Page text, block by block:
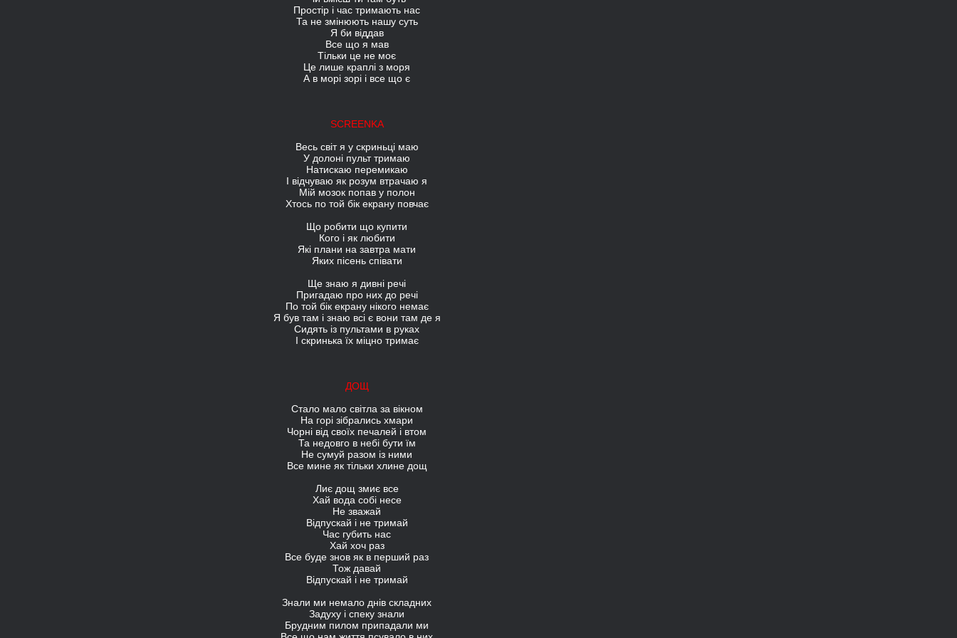
Простір і час тримають нас
Та не змінюють нашу суть
Я би віддав
Все що я мав
Тільки це не моє
Це лише краплі з моря
А в морі зорі і все що є
SCREENKA
Весь світ я у скриньці маю
У долоні пульт тримаю
Натискаю перемикаю
І відчуваю як розум втрачаю я
Мій мозок попав у полон
Хтось по той бік екрану повчає
Що робити що купити
Кого і як любити
Які плани на завтра мати
Яких пісень співати
Ще знаю я дивні речі
Пригадаю про них до речі
По той бік екрану нікого немає
Я був там і знаю всі є вони там де я
Сидять із пультами в руках
І скринька їх міцно тримає
ДОЩ
Стало мало світла за вікном
На горі зібрались хмари
Чорні від своїх печалей і втом
Та недовго в небі бути їм
Не сумуй разом із ними
Все мине як тільки хлине дощ
Лиє дощ змиє все
Хай вода собі несе
Не зважай
Відпускай і не тримай
Час губить нас
Хай хоч раз
Все буде знов як в перший раз
Тож давай
Відпускай і не тримай
Знали ми немало днів складних
Задуху і спеку знали
Брудним пилом припадали ми